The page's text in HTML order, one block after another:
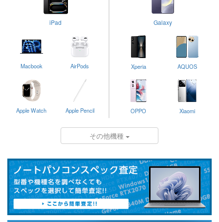
iPad
Macbook AirPods
Apple Watch Apple Pencil
Galaxy
Xperia AQUOS
OPPO Xiaomi
その他機種